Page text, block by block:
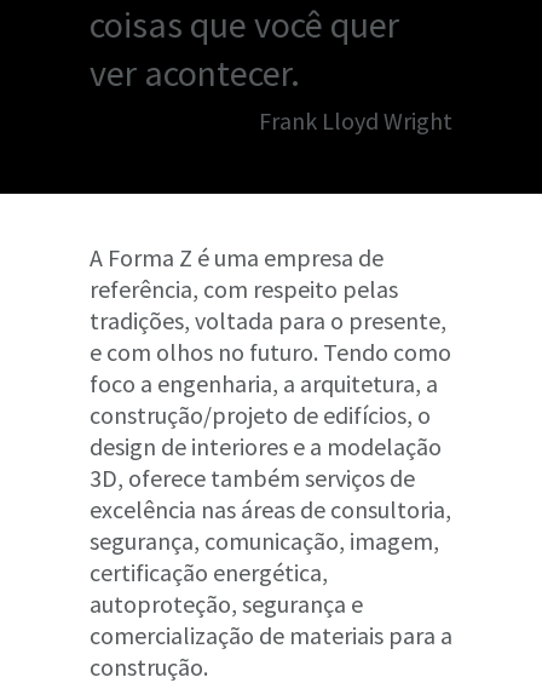
coisas que você quer
ver acontecer.
Frank Lloyd Wright
A Forma Z é uma empresa de
referência, com respeito pelas
tradições, voltada para o presente,
e com olhos no futuro. Tendo como
foco a engenharia, a arquitetura, a
construção/projeto de edifícios, o
design de interiores e a modelação
3D, oferece também serviços de
excelência nas áreas de consultoria,
segurança, comunicação, imagem,
certificação energética,
autoproteção, segurança e
comercialização de materiais para a
construção.